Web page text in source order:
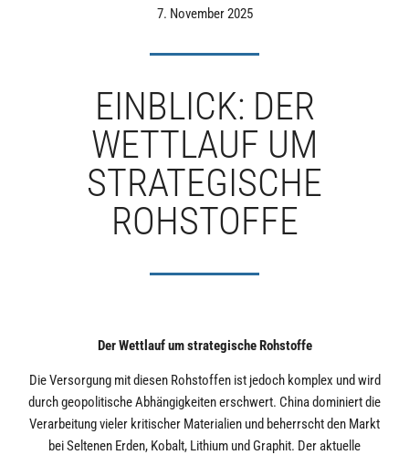
7. November 2025
EINBLICK: DER
WETTLAUF UM
STRATEGISCHE
ROHSTOFFE
Der Wettlauf um strategische Rohstoffe
Die Versorgung mit diesen Rohstoffen ist jedoch komplex und wird
durch geopolitische Abhängigkeiten erschwert. China dominiert die
Verarbeitung vieler kritischer Materialien und beherrscht den Markt
bei Seltenen Erden, Kobalt, Lithium und Graphit. Der aktuelle